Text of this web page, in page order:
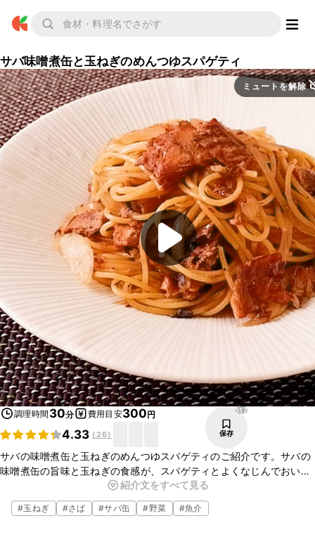
サバ味噌煮缶と玉ねぎのめんつゆスパゲティ
ミュートを解除
調理時間 30分 費用目安300円
4.33 (26)
517
保存
サバの味噌煮缶と玉ねぎのめんつゆスパゲティのご紹介です。サバの
味噌煮缶の旨味と玉ねぎの食感が、スパゲティとよくなじんでおいし
いですよ。味つけはサバの味噌煮缶とめんつゆのみでお手軽に仕上が
りますので、ぜひお試しくださいね。
紹介文をすべて見る
#玉ねぎ #さば #サバ缶 #野菜 #魚介